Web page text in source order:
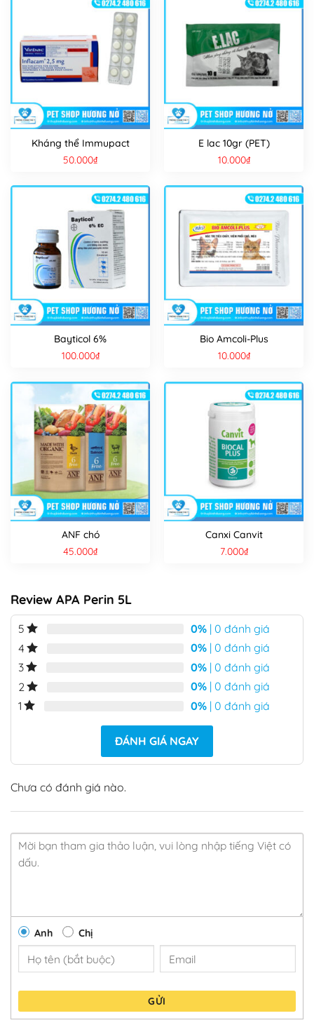
Kháng thể Immupact
50.000₫
E lac 10gr (PET)
10.000₫
Bayticol 6%
100.000₫
Bio Amcoli-Plus
10.000₫
ANF chó
45.000₫
Canxi Canvit
7.000₫
Review APA Perin 5L
5 0% | 0 đánh giá
4
0% | 0 đánh giá
3
0% | 0 đánh giá
2
0% | 0 đánh giá
1
0% | 0 đánh giá
ĐÁNH GIÁ NGAY
Chưa có đánh giá nào.
Anh Chị
GỬI